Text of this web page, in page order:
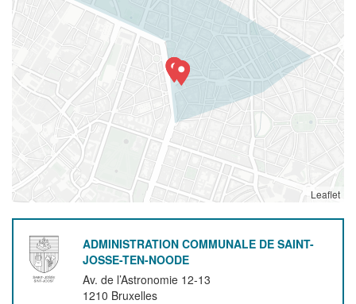
Leaflet
ADMINISTRATION COMMUNALE DE SAINT-
JOSSE-TEN-NOODE
Av. de l’Astronomie 12-13
1210 Bruxelles